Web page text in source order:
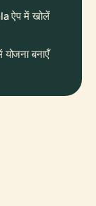
ऐप में खोलें
बनाएँ